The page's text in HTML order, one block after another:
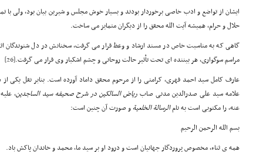
ایشان از تواضع و ادب خاصی برخوردار بودند و بسیار خوش مجلس و شیرین بیان بود، ولی
حلال و حرام، همیشه آیت الله محقق را از دیگران متمایز می ساخت.
گاهی که به مناسبت خاص در مسند ارشاد و وعظ قرار می گرفت، سخنانش در دل شنوندگان
مراسم سوگواری، هر بیننده ای تحت تأثیر حالت روحانی و چشم اشکبار وی قرار می گرفت.[26]
عارف کامل سید احمد فهری، کرامتی را از مرحوم محقق داماد آورده است. بنابر نقل یکی
علامه سید علی صدرالدین مدنی صاب ریاض السالکین در شرح صحیفه سید الساجدین،
عنه، را مکتوبی است به نامالرسالة الخلعیة و صورت آن چنین است:
بسم الله الرحمن الرحیم
همه ی ثناء، مخصوص پروردگار جهانیان است و درود او بر سید ما، محمد و خاندان پاکش باد.